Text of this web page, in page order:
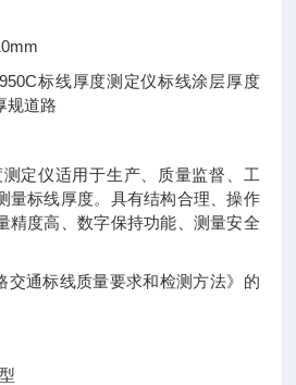
标线厚度测定仪标线涂层厚度
规道路
定仪适用于生产、质量监督、工
量标线厚度。具有结构合理、操作
精度高、数字保持功能、测量安全
交通标线质量要求和检测方法》的
型